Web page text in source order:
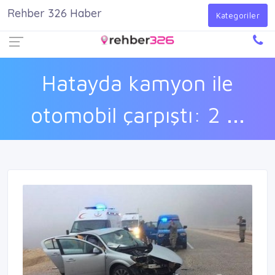
Giriş Yap
Hatayda kamyon ile
otomobil çarpıştı: 2 ...
Rehber 326 Haber Kategoriler